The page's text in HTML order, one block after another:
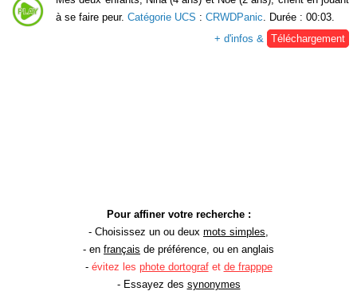
à se faire peur. Catégorie UCS : CRWDPanic . Durée : 00:03.
+ d'infos &
Téléchargement
Pour affiner votre recherche :
- Choisissez un ou deux mots simples
- en français de préférence, ou en anglais
- évitez les phote dortografet de frapppe
- Essayez des synonymes